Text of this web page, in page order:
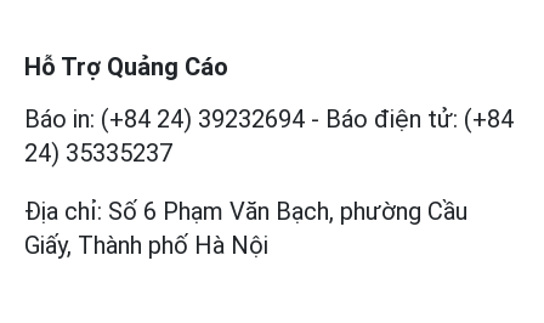
Hỗ Trợ Quảng Cáo
Báo in: (+84 24) 39232694 - Báo điện tử: (+84
24) 35335237
Địa chỉ: Số 6 Phạm Văn Bạch, phường Cầu
Giấy, Thành phố Hà Nội